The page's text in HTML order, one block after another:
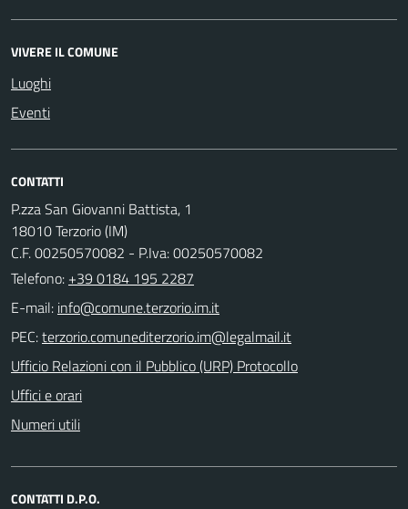
VIVERE IL COMUNE
Luoghi
Eventi
CONTATTI
P.zza San Giovanni Battista, 1
18010 Terzorio (IM)
C.F. 00250570082 - P.Iva: 00250570082
Telefono: +39 0184 195 2287
E-mail:
PEC:
Ufficio Relazioni con il Pubblico (URP) Protocollo
Uffici e orari
Numeri utili
CONTATTI D.P.O.